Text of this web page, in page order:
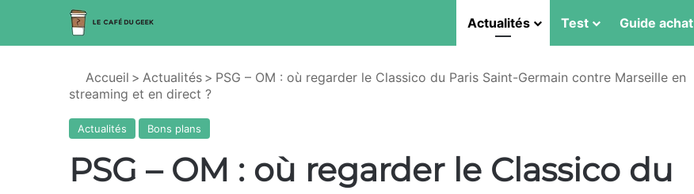
Actualités Test Guide achat
Accueil > Actualités > PSG – OM : où regarder le Classico du Paris Saint-Germain contre Marseille en
streaming et en direct ?
Actualités Bons plans
PSG – OM : où regarder le Classico du